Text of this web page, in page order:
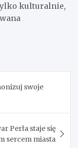
kulturalnie,
swoje
Perła staje się
sercem miasta